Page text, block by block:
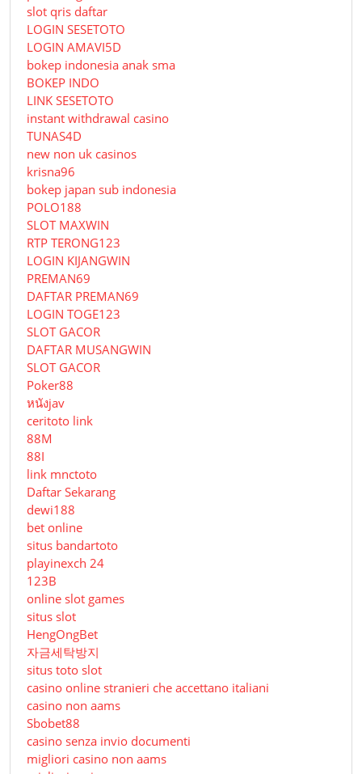
slot qris daftar
LOGIN SESETOTO
LOGIN AMAVI5D
bokep indonesia anak sma
BOKEP INDO
LINK SESETOTO
instant withdrawal casino
TUNAS4D
new non uk casinos
krisna96
bokep japan sub indonesia
POLO188
SLOT MAXWIN
RTP TERONG123
LOGIN KIJANGWIN
PREMAN69
DAFTAR PREMAN69
LOGIN TOGE123
SLOT GACOR
DAFTAR MUSANGWIN
SLOT GACOR
Poker88
หนังjav
ceritoto link
88M
88I
link mnctoto
Daftar Sekarang
dewi188
bet online
situs bandartoto
playinexch 24
123B
online slot games
situs slot
HengOngBet
자금세탁방지
situs toto slot
casino online stranieri che accettano italiani
casino non aams
Sbobet88
casino senza invio documenti
migliori casino non aams